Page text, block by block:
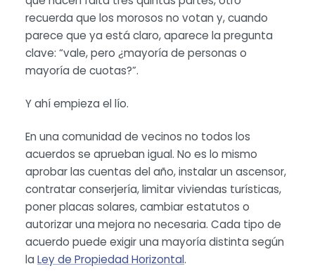
recuerda que los morosos no votan y, cuando
parece que ya está claro, aparece la pregunta
clave: “vale, pero ¿mayoría de personas o
mayoría de cuotas?”.
Y ahí empieza el lío.
En una comunidad de vecinos no todos los
acuerdos se aprueban igual. No es lo mismo
aprobar las cuentas del año, instalar un ascensor,
contratar conserjería, limitar viviendas turísticas,
poner placas solares, cambiar estatutos o
autorizar una mejora no necesaria. Cada tipo de
acuerdo puede exigir una mayoría distinta según
la Ley de Propiedad Horizontal.